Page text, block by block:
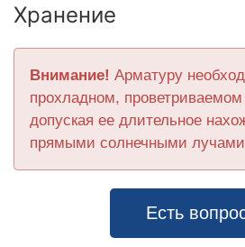
Хранение
Внимание! Арматуру
прохладном,
допуская ее длительное
прямыми солнечными
Есть